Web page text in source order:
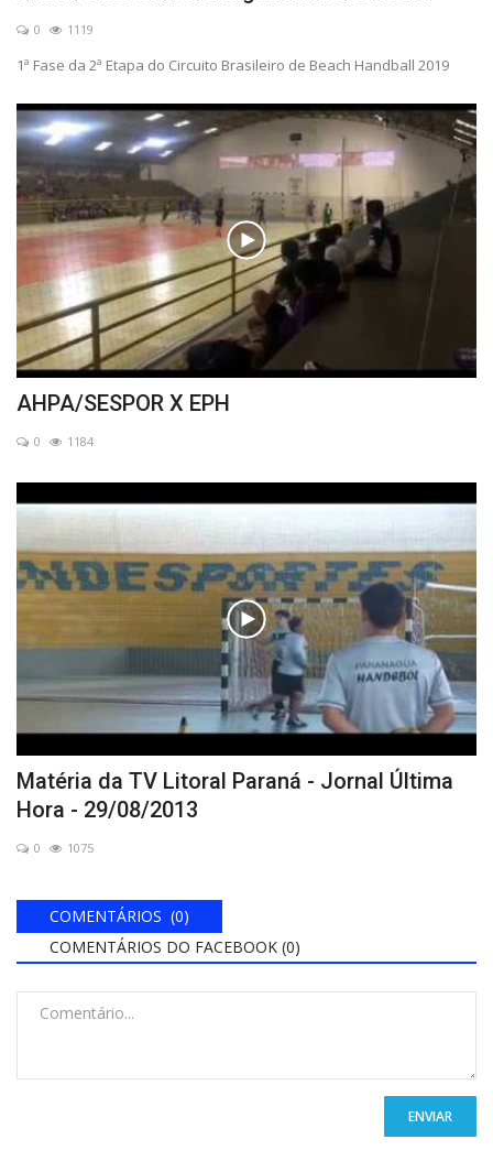
0 1119
1ª Fase da 2ª Etapa do Circuito Brasileiro de Beach Handball 2019
AHPA/SESPOR X EPH
0 1184
Matéria da TV Litoral Paraná - Jornal Última
Hora - 29/08/2013
0 1075
COMENTÁRIOS (0)
COMENTÁRIOS DO FACEBOOK (0)
ENVIAR